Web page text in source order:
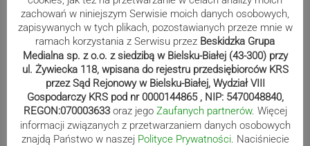
Nakamura z dubletem w Wiśle.
Dyskwalifikacja Waszka zmieniła
klasyfikację Polaków
Reklama
zachowań w niniejszym Serwisie moich danych osobowych,
zapisywanych w tych plikach, pozostawianych przeze mnie w
ramach korzystania z Serwisu przez Beskidzka Grupa
Medialna sp. z o.o. z siedzibą w Bielsku-Białej (43-300) przy
ul. Żywiecka 118, wpisana do rejestru przedsiębiorców KRS
przez Sąd Rejonowy w Bielsku-Białej, Wydział VIII
Gospodarczy KRS pod nr 0000144865 , NIP: 5470048840,
REGON:070003633 oraz jego Zaufanych partnerów. Więcej
informacji związanych z przetwarzaniem danych osobowych
znajdą Państwo w naszej Polityce Prywatności. Naciśniecie